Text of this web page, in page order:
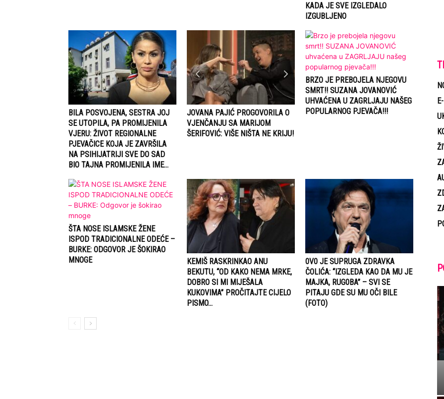
KADA JE SVE IZGLEDALO
IZGUBLJENO
BILA POSVOJENA, SESTRA JOJ
SE UTOPILA, PA PROMIJENILA
VJERU: ŽIVOT REGIONALNE
PJEVAČICE KOJA JE ZAVRŠILA
NA PSIHIJATRIJI SVE DO SAD
BIO TAJNA PROMIJENILA IME...
JOVANA PAJIĆ PROGOVORILA O
VJENČANJU SA MARIJOM
ŠERIFOVIĆ: VIŠE NIŠTA NE KRIJU!
BRZO JE PREBOJELA NJEGOVU
SMRT!! SUZANA JOVANOVIĆ
UHVAĆENA U ZAGRLJAJU NAŠEG
POPULARNOG PJEVAČA!!!
ŠTA NOSE ISLAMSKE ŽENE
ISPOD TRADICIONALNE ODEĆE –
BURKE: ODGOVOR JE ŠOKIRAO
MNOGE
KEMIŠ RASKRINKAO ANU
BEKUTU, “OD KAKO NEMA MRKE,
DOBRO SI MI MIJEŠALA
KUKOVIMA” PROČITAJTE CIJELO
PISMO…
0V0 JE SUPRUGA ZDRAVKA
ČOLIĆA: “IZGLEDA KAO DA MU JE
MAJKA, RUG0BA” – SVI SE
PITAJU GDE SU MU OČI BILE
(FOTO)